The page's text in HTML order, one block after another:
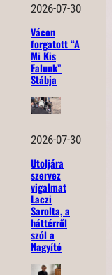
2026-07-30
Vácon
forgatott “A
Mi Kis
Falunk”
Stábja
2026-07-30
Utoljára
szervez
vigalmat
Laczi
Sarolta, a
háttérről
szól a
Nagyító